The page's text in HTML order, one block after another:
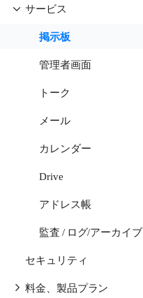
サービス
掲示板
管理者画面
トーク
メール
カレンダー
Drive
アドレス帳
監査 / ログ/アーカイブ
セキュリティ
料金、製品プラン